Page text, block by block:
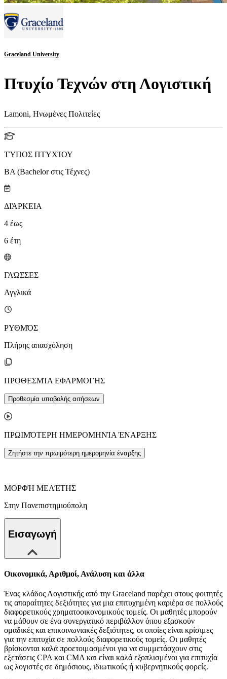
Graceland University
Πτυχίο Τεχνών στη Λογιστική
Lamoni, Ηνωμένες Πολιτείες
ΤΎΠΟΣ ΠΤΥΧΊΟΥ
BA (Bachelor στις Τέχνες)
ΔΙΆΡΚΕΙΑ
4 έως
6 έτη
ΓΛΏΣΣΕΣ
Αγγλικά
ΡΥΘΜΌΣ
Πλήρης απασχόληση
ΠΡΟΘΕΣΜΊΑ ΕΦΑΡΜΟΓΉΣ
Προθεσμία υποβολής αιτήσεων
ΠΡΩΙΜΌΤΕΡΗ ΗΜΕΡΟΜΗΝΊΑ ΈΝΑΡΞΗΣ
Ζητήστε την πρωιμότερη ημερομηνία έναρξης
ΜΟΡΦΉ ΜΕΛΈΤΗΣ
Στην Πανεπιστημιούπολη
Εισαγωγή
Οικονομικά, Αριθμοί, Ανάλυση και άλλα
Ένας κλάδος Λογιστικής από την Graceland παρέχει στους φοιτητές
τις απαραίτητες δεξιότητες για μια επιτυχημένη καριέρα σε πολλούς
διαφορετικούς χρηματοοικονομικούς τομείς. Οι μαθητές μπορούν
να μάθουν σε ένα συνεργατικό περιβάλλον όπου εξασκούν
ομαδικές και επικοινωνιακές δεξιότητες, οι οποίες είναι κρίσιμες
για την επιτυχία σε πολλούς διαφορετικούς τομείς. Οι μαθητές
βρίσκονται καλά προετοιμασμένοι για να συμμετάσχουν στις
εξετάσεις CPA και CMA και είναι καλά εξοπλισμένοι για επιτυχία
ως λογιστές σε δημόσιους, ιδιωτικούς ή κυβερνητικούς φορείς.